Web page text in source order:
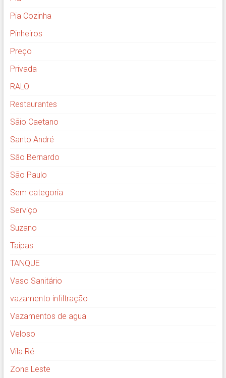
Pia Cozinha
Pinheiros
Preço
Privada
RALO
Restaurantes
Sãio Caetano
Santo André
São Bernardo
São Paulo
Sem categoria
Serviço
Suzano
Taipas
TANQUE
Vaso Sanitário
vazamento infiltração
Vazamentos de agua
Veloso
Vila Ré
Zona Leste